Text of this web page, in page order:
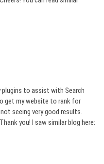
plugins to assist with Search
get my website to rank for
seeing very good results.
you! I saw similar blog here: